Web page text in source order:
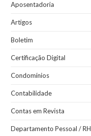
Aposentadoria
Artigos
Boletim
Certificação Digital
Condomínios
Contabilidade
Contas em Revista
Departamento Pessoal / RH